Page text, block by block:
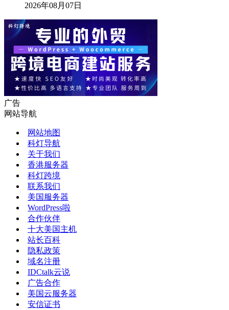
2026年08月07日
广告
网站导航
网站地图
科灯导航
关于我们
香港服务器
科灯跨境
联系我们
美国服务器
WordPress啦
合作伙伴
十大美国主机
站长百科
隐私政策
域名注册
IDCtalk云说
广告合作
美国云服务器
安信证书